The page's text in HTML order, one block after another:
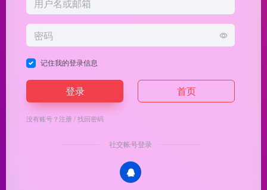
记住我的登录信息
登录 首页
没有账号？注册/找回密码
社交帐号登录